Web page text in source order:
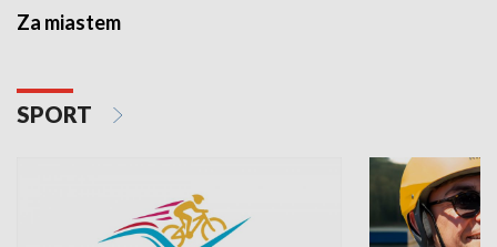
Za miastem
SPORT